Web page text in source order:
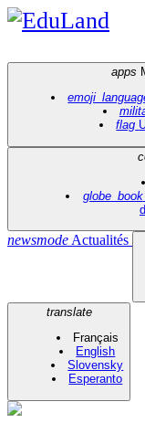
EduLand
apps
flag
globe_book
newsmode Actualités
translate
Français
English
Slovensky
Esperanto